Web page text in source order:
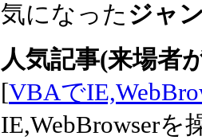
気になった ジャ
人気記事(来場者
[VBAで
IE,WebBrowser